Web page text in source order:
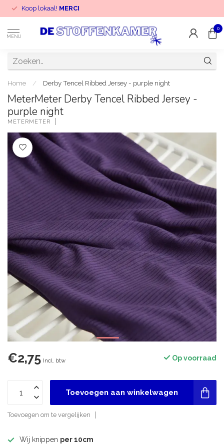
Koop lokaal! MERCI
MENU
0
Home / Derby Tencel Ribbed Jersey - purple night
MeterMeter Derby Tencel Ribbed Jersey -
purple night
METERMETER
€2,75 Incl. btw Op voorraad
Toevoegen aan winkelwagen
Toevoegen om te vergelijken
Wij knippen per 10cm